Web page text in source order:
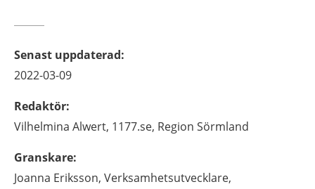
Senast uppdaterad:
2022-03-09
Redaktör:
Vilhelmina Alwert, 1177.se, Region Sörmland
Granskare:
Joanna Eriksson, Verksamhetsutvecklare,